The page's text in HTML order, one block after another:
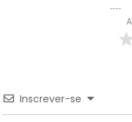
Inscrever-se